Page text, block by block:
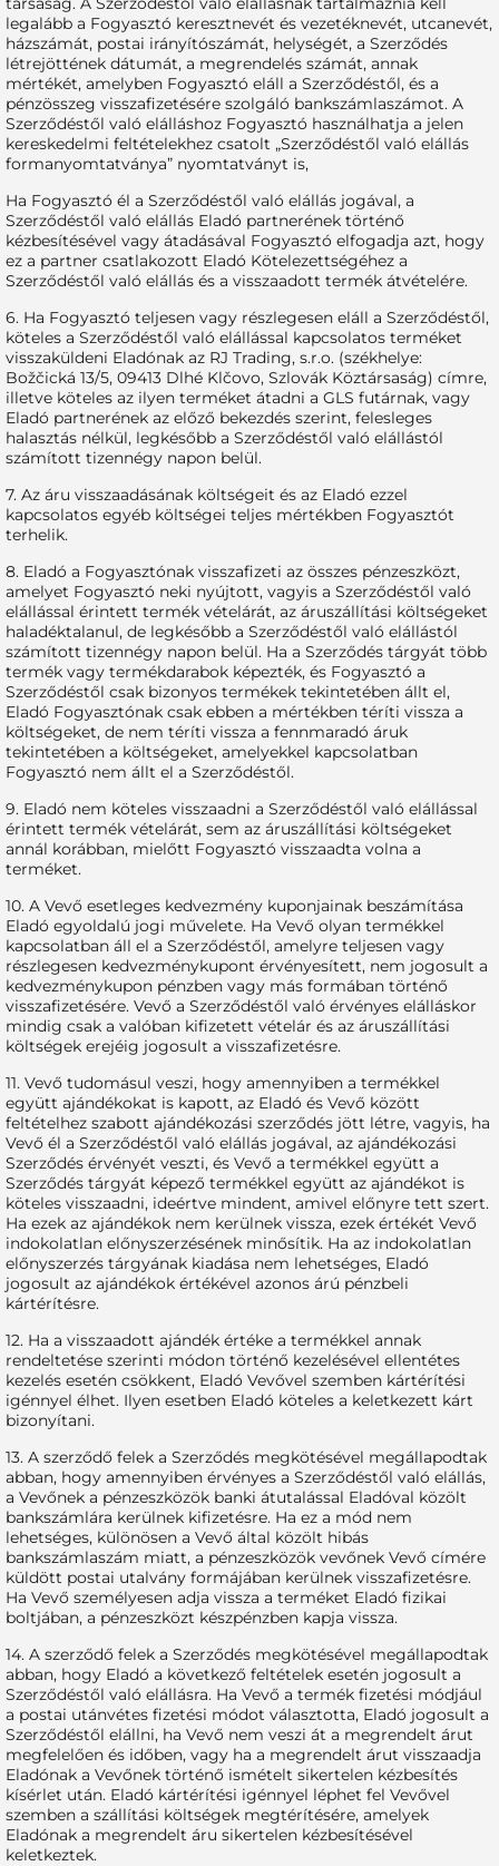
legalább a Fogyasztó keresztnevét és vezetéknevét, utcanevét,
házszámát, postai irányítószámát, helységét, a Szerződés
létrejöttének dátumát, a megrendelés számát, annak
mértékét, amelyben Fogyasztó eláll a Szerződéstől, és a
pénzösszeg visszafizetésére szolgáló bankszámlaszámot. A
Szerződéstől való elálláshoz Fogyasztó használhatja a jelen
kereskedelmi feltételekhez csatolt „Szerződéstől való elállás
formanyomtatványa” nyomtatványt is,
Ha Fogyasztó él a Szerződéstől való elállás jogával, a
Szerződéstől való elállás Eladó partnerének történő
kézbesítésével vagy átadásával Fogyasztó elfogadja azt, hogy
ez a partner csatlakozott Eladó Kötelezettségéhez a
Szerződéstől való elállás és a visszaadott termék átvételére.
6. Ha Fogyasztó teljesen vagy részlegesen eláll a Szerződéstől,
köteles a Szerződéstől való elállással kapcsolatos terméket
visszaküldeni Eladónak az RJ Trading, s.r.o. (székhelye:
Božčická 13/5, 09413 Dlhé Klčovo, Szlovák Köztársaság) címre,
illetve köteles az ilyen terméket átadni a GLS futárnak, vagy
Eladó partnerének az előző bekezdés szerint, felesleges
halasztás nélkül, legkésőbb a Szerződéstől való elállástól
számított tizennégy napon belül.
7. Az áru visszaadásának költségeit és az Eladó ezzel
kapcsolatos egyéb költségei teljes mértékben Fogyasztót
terhelik.
8. Eladó a Fogyasztónak visszafizeti az összes pénzeszközt,
amelyet Fogyasztó neki nyújtott, vagyis a Szerződéstől való
elállással érintett termék vételárát, az áruszállítási költségeket
haladéktalanul, de legkésőbb a Szerződéstől való elállástól
számított tizennégy napon belül. Ha a Szerződés tárgyát több
termék vagy termékdarabok képezték, és Fogyasztó a
Szerződéstől csak bizonyos termékek tekintetében állt el,
Eladó Fogyasztónak csak ebben a mértékben téríti vissza a
költségeket, de nem téríti vissza a fennmaradó áruk
tekintetében a költségeket, amelyekkel kapcsolatban
Fogyasztó nem állt el a Szerződéstől.
9. Eladó nem köteles visszaadni a Szerződéstől való elállással
érintett termék vételárát, sem az áruszállítási költségeket
annál korábban, mielőtt Fogyasztó visszaadta volna a
terméket.
10. A Vevő esetleges kedvezmény kuponjainak beszámítása
Eladó egyoldalú jogi művelete. Ha Vevő olyan termékkel
kapcsolatban áll el a Szerződéstől, amelyre teljesen vagy
részlegesen kedvezménykupont érvényesített, nem jogosult a
kedvezménykupon pénzben vagy más formában történő
visszafizetésére. Vevő a Szerződéstől való érvényes elálláskor
mindig csak a valóban kifizetett vételár és az áruszállítási
költségek erejéig jogosult a visszafizetésre.
11. Vevő tudomásul veszi, hogy amennyiben a termékkel
együtt ajándékokat is kapott, az Eladó és Vevő között
feltételhez szabott ajándékozási szerződés jött létre, vagyis, ha
Vevő él a Szerződéstől való elállás jogával, az ajándékozási
Szerződés érvényét veszti, és Vevő a termékkel együtt a
Szerződés tárgyát képező termékkel együtt az ajándékot is
köteles visszaadni, ideértve mindent, amivel előnyre tett szert.
Ha ezek az ajándékok nem kerülnek vissza, ezek értékét Vevő
indokolatlan előnyszerzésének minősítik. Ha az indokolatlan
előnyszerzés tárgyának kiadása nem lehetséges, Eladó
jogosult az ajándékok értékével azonos árú pénzbeli
kártérítésre.
12. Ha a visszaadott ajándék értéke a termékkel annak
rendeltetése szerinti módon történő kezelésével ellentétes
kezelés esetén csökkent, Eladó Vevővel szemben kártérítési
igénnyel élhet. Ilyen esetben Eladó köteles a keletkezett kárt
bizonyítani.
13. A szerződő felek a Szerződés megkötésével megállapodtak
abban, hogy amennyiben érvényes a Szerződéstől való elállás,
a Vevőnek a pénzeszközök banki átutalással Eladóval közölt
bankszámlára kerülnek kifizetésre. Ha ez a mód nem
lehetséges, különösen a Vevő által közölt hibás
bankszámlaszám miatt, a pénzeszközök vevőnek Vevő címére
küldött postai utalvány formájában kerülnek visszafizetésre.
Ha Vevő személyesen adja vissza a terméket Eladó fizikai
boltjában, a pénzeszközt készpénzben kapja vissza.
14. A szerződő felek a Szerződés megkötésével megállapodtak
abban, hogy Eladó a következő feltételek esetén jogosult a
Szerződéstől való elállásra. Ha Vevő a termék fizetési módjául
a postai utánvétes fizetési módot választotta, Eladó jogosult a
Szerződéstől elállni, ha Vevő nem veszi át a megrendelt árut
megfelelően és időben, vagy ha a megrendelt árut visszaadja
Eladónak a Vevőnek történő ismételt sikertelen kézbesítés
kísérlet után. Eladó kártérítési igénnyel léphet fel Vevővel
szemben a szállítási költségek megtérítésére, amelyek
Eladónak a megrendelt áru sikertelen kézbesítésével
keletkeztek.